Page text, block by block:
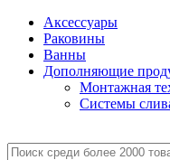
Аксессуары
Раковины
Ванны
Дополняющие
Монтажная
Системы